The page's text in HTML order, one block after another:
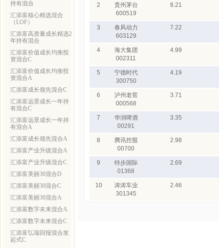
持有混合
汇添富核心精选混合
（LOF）
汇添富高质量成长精选2
年持有混合
汇添富价值成长均衡投
资混合C
汇添富价值成长均衡投
资混合A
汇添富成长领先混合C
汇添富远景成长一年持
有混合C
汇添富远景成长一年持
有混合A
汇添富成长领先混合A
汇添富产业升级混合A
汇添富产业升级混合C
汇添富美丽30混合D
汇添富美丽30混合C
汇添富美丽30混合A
汇添富数字未来混合A
汇添富数字未来混合C
汇添富弘瑞回报混合发
起式C
2
贵州茅台
600519
8.21
3
春风动力
603129
7.22
4
海大集团
002311
4.99
5
宁德时代
300750
4.19
6
泸州老窖
000568
3.71
7
华润啤酒
00291
3.35
8
腾讯控股
00700
2.98
9
特步国际
01368
2.69
10
涛涛车业
301345
2.46